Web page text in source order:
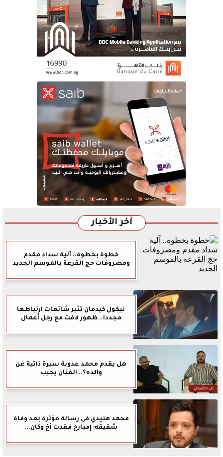
آخر الأخبار
خطوة بخطوة.. آلية سداد مقدم
ومصروفات حج القرعة بالموسم الجديد
نيكول كيدمان تثير شائعات ارتباطها
مجددا.. ظهور لافت مع رجل أعمال
هل يقدم محمد عدوية سيرة ذاتية عن
والده؟.. الفنان يجيب
محمد هنيدي فى رسالة مؤثرة بعد وفاة
شقيقه: إمبارح فقدت أخ وكان...